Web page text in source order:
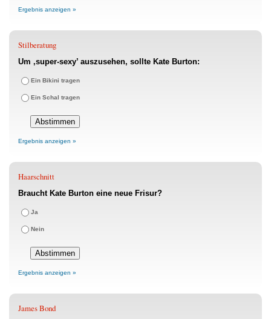
Ergebnis anzeigen »
Stilberatung
Um ‚super-sexy’ auszusehen, sollte Kate Burton:
Ein Bikini tragen
Ein Schal tragen
Ergebnis anzeigen »
Haarschnitt
Braucht Kate Burton eine neue Frisur?
Ja
Nein
Ergebnis anzeigen »
James Bond